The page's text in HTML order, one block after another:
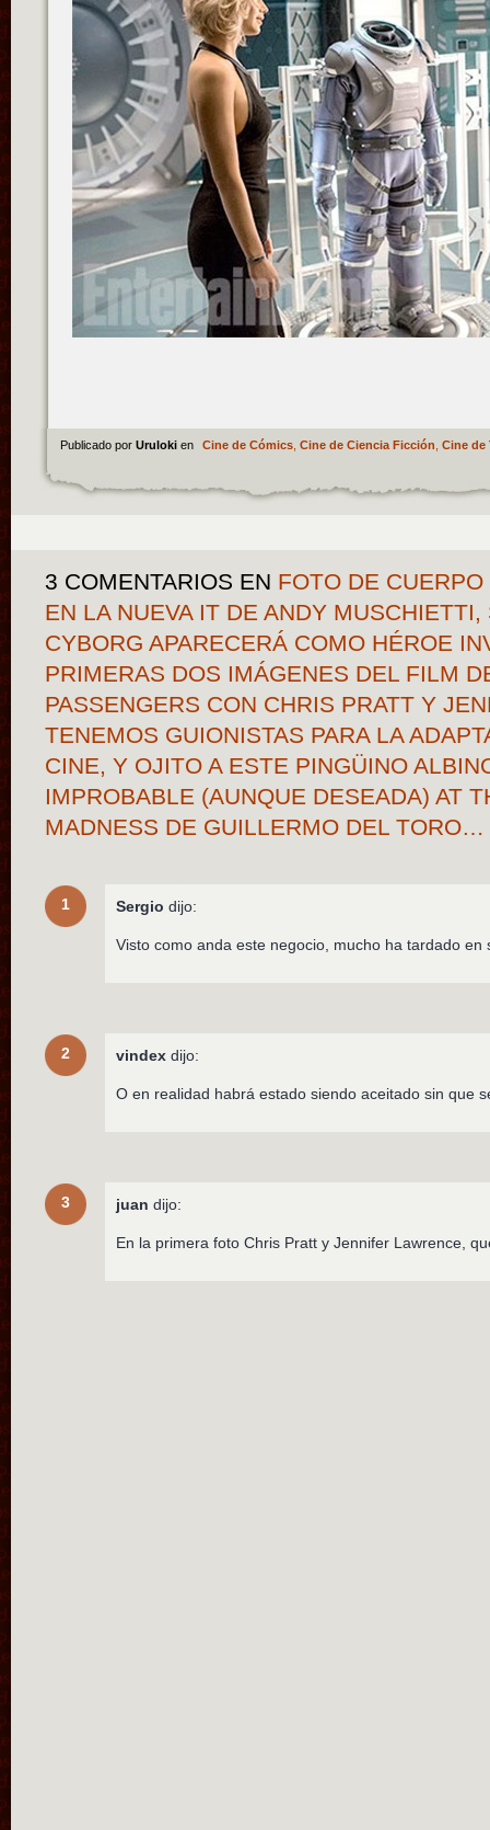
Publicado por Uruloki en Cine de Cómics, Cine de Ciencia Ficción Cine de
3 COMENTARIOS EN FOTO DE
EN LA NUEVA IT DE ANDY
CYBORG APARECERÁ COMO HÉROE
PRIMERAS DOS IMÁGENES DEL FILM
PASSENGERS CON CHRIS PRATT Y
TENEMOS GUIONISTAS PARA LA
CINE, Y OJITO A ESTE PINGÜINO
IMPROBABLE (AUNQUE DESEADA) AT
MADNESS DE GUILLERMO DEL TORO…
1 Sergio dijo:
Visto como anda este negocio, mucho ha tardado
2 vindex dijo:
O en realidad habrá estado siendo aceitado sin que
3 juan dijo:
En la primera foto Chris Pratt y Jennifer Lawrence,